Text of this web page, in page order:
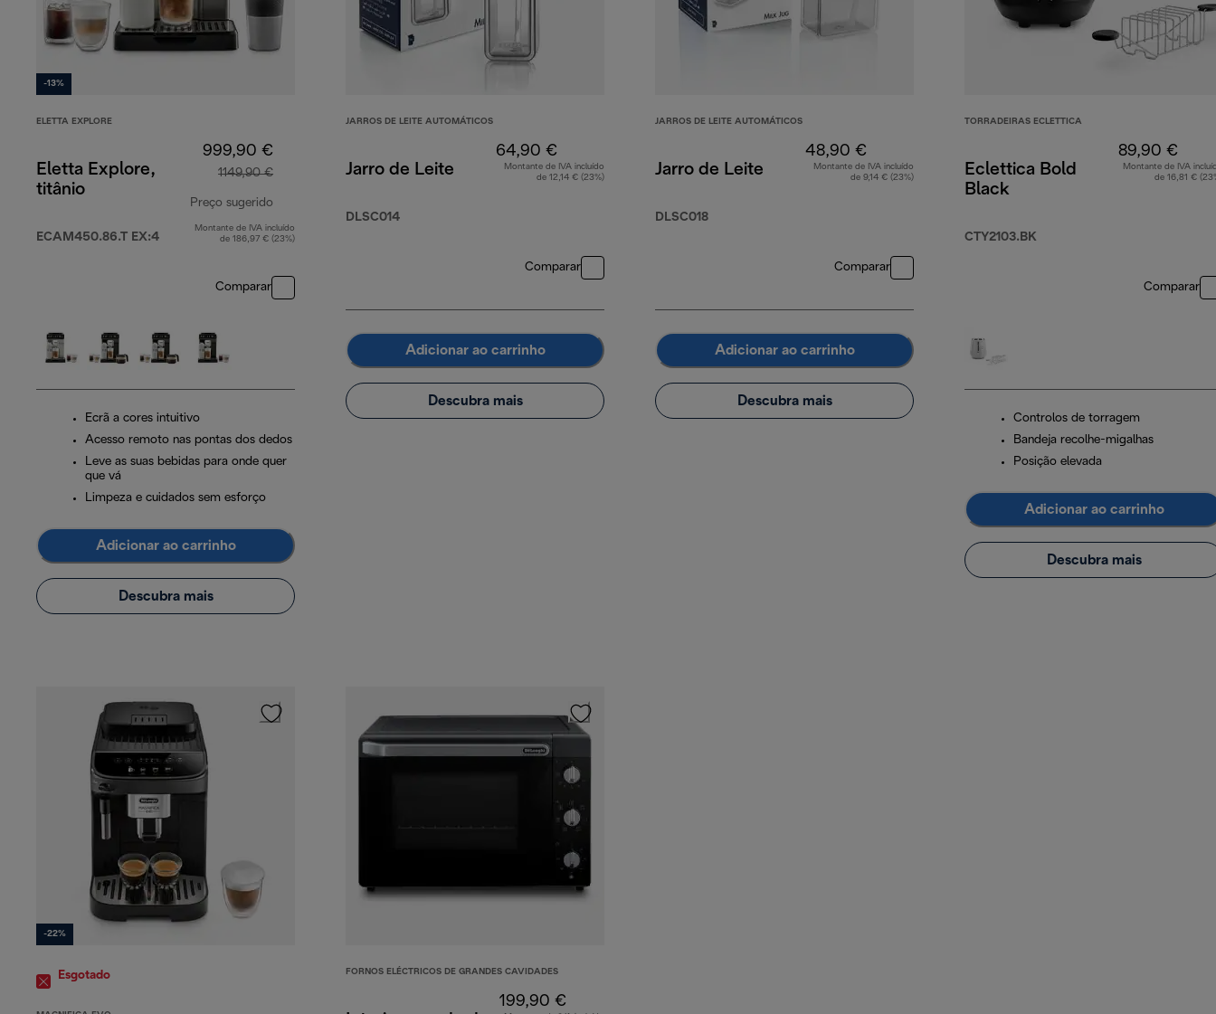
-13%
ELETTA EXPLORE
Eletta Explore,
titânio
ECAM450.86.T EX:4
999,90 €
1149,90 €
Preço sugerido
preço original 1149,90 €
Montante de IVA incluído
de 186,97 € (23%)
Comparar
Ecrã a cores intuitivo
Acesso remoto nas pontas dos dedos
Leve as suas bebidas para onde quer
que vá
Limpeza e cuidados sem esforço
Adicionar ao carrinho
Descubra mais
JARROS DE LEITE AUTOMÁTICOS
Jarro de Leite
DLSC014
64,90 €
Montante de IVA incluído
de 12,14 € (23%)
Comparar
Adicionar ao carrinho
Descubra mais
JARROS DE LEITE AUTOMÁTICOS
Jarro de Leite
DLSC018
48,90 €
Montante de IVA incluído
de 9,14 € (23%)
Comparar
Adicionar ao carrinho
Descubra mais
TORRADEIRAS ECLETTICA
Eclettica Bold
Black
CTY2103.BK
89,90 €
Montante de IVA
de 16,81 €
Comparar
Controlos de torragem
Bandeja recolhe-migalhas
Posição elevada
Adicionar ao carrinho
Descubra mais
-22%
Esgotado FORNOS ELÉCTRICOS DE GRANDES CAVIDADES
199,90 €